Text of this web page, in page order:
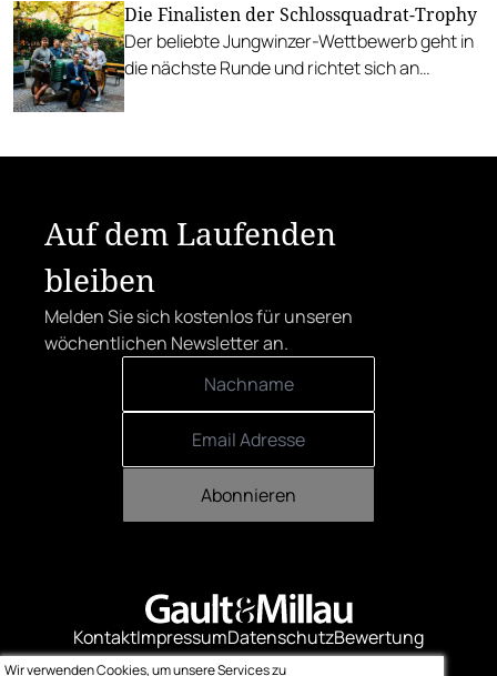
kann.
Die Finalisten der Schlossquadrat-Trophy
Der beliebte Jungwinzer-Wettbewerb geht in
die nächste Runde und richtet sich an
Auf dem Laufenden
bleiben
Melden Sie sich kostenlos für unseren
wöchentlichen Newsletter an.
Abonnieren
KontaktImpressumDatenschutzBewertung
Logo-Downloads
Wir verwenden Cookies, um unsere Services zu